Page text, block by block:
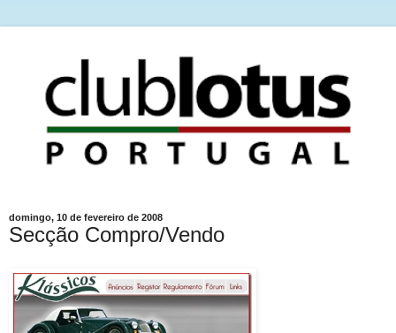
domingo, 10 de fevereiro de 2008
Secção Compro/Vendo